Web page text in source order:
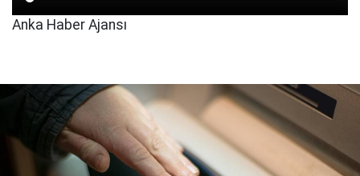
Anka Haber Ajansı